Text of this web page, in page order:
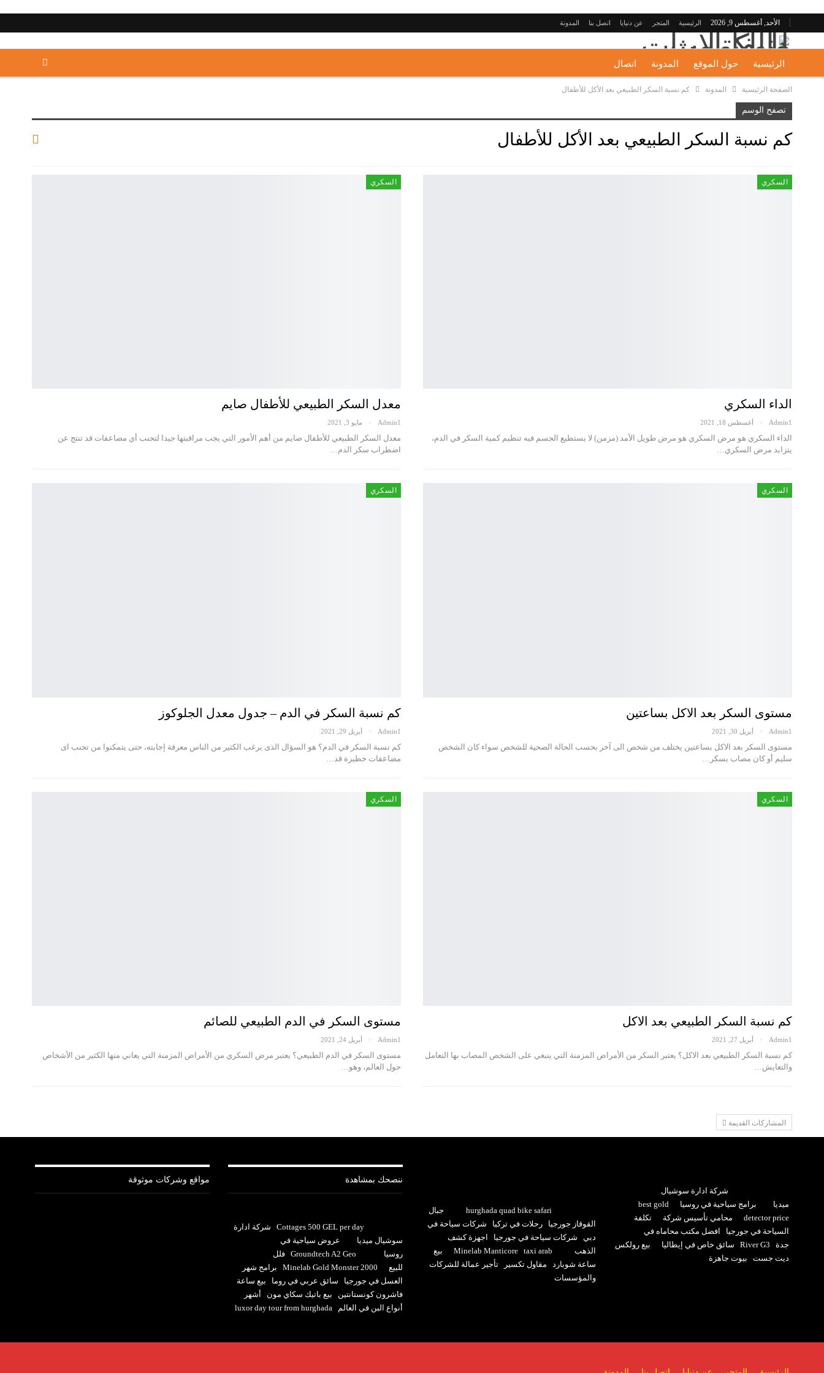
الأحد, أغسطس 9, 2026 الرئيسية المتجر عن دنيايا اتصل بنا المدونة
الرئيسية حول الموقع المدونة اتصال
الصفحة الرئيسية المدونة كم نسبة السكر الطبيعي بعد الأكل للأطفال
تصفح الوسم
كم نسبة السكر الطبيعي بعد الأكل للأطفال
السكري
الداء السكري
Admin1 أغسطس 18, 2021
الداء السكري هو مرض السكري هو مرض طويل الأمد (مزمن) لا يستطيع الجسم فيه تنظيم كمية السكر في الدم،
يتزايد مرض السكري…
السكري
معدل السكر الطبيعي للأطفال صايم
Admin1 مايو 3, 2021
معدل السكر الطبيعي للأطفال صايم من أهم الأمور التي يجب مراقبتها جيدا لتجنب أي مضاعفات قد تنتج عن
اضطراب سكر الدم…
السكري
مستوى السكر بعد الاكل بساعتين
Admin1 أبريل 30, 2021
مستوى السكر بعد الاكل بساعتين يختلف من شخص الى آخر بحسب الحالة الصحية للشخص سواء كان الشخص
سليم أو كان مصاب بسكر…
السكري
كم نسبة السكر في الدم – جدول معدل الجلوكوز
Admin1 أبريل 29, 2021
كم نسبة السكر في الدم؟ هو السؤال الذى يرغب الكثير من الناس معرفة إجابته، حتى يتمكنوا من تجنب اى
مضاعفات خطيرة قد…
السكري
كم نسبة السكر الطبيعي بعد الاكل
Admin1 أبريل 27, 2021
كم نسبة السكر الطبيعي بعد الاكل؟ يعتبر السكر من الأمراض المزمنة التي ينبغي على الشخص المصاب بها التعامل
والتعايش…
السكري
مستوى السكر في الدم الطبيعي للصائم
Admin1 أبريل 24, 2021
مستوى السكر في الدم الطبيعي؟ يعتبر مرض السكري من الأمراض المزمنة التي يعاني منها الكثير من الأشخاص
حول العالم، وهو…
المشاركات القديمة
شركة ادارة سوشيال
ميديا
برامج سياحية في روسيا
best gold
detector price
محامي تأسيس شركة
تكلفة
السياحة في جورجيا
افضل مكتب محاماه في
جدة
River G3 سائق خاص في إيطاليا
بيع رولكس
ديت جست
بيوت جاهزة
hurghada quad bike safari
جبال
القوقاز جورجيا
رحلات في تركيا
شركات سياحة في
دبي
شركات سياحة في جورجيا
اجهزة كشف
الذهب
Minelab Manticore taxi arab
بيع
ساعة شوبارد
مقاول تكسير
تأجير عمالة للشركات
والمؤسسات
ننصحك بمشاهدة
Cottages 500 GEL per day
شركة ادارة
سوشيال ميديا
عروض سياحية في
روسيا
Groundtech A2 Geo فلل
للبيع
Minelab Gold Monster 2000
برامج شهر
العسل في جورجيا
سائق عربي في روما
بيع ساعة
فاشرون كونستانتين
بيع باتيك سكاي مون
أشهر
أنواع البن في العالم
luxor day tour from hurghada
مواقع وشركات موثوقة